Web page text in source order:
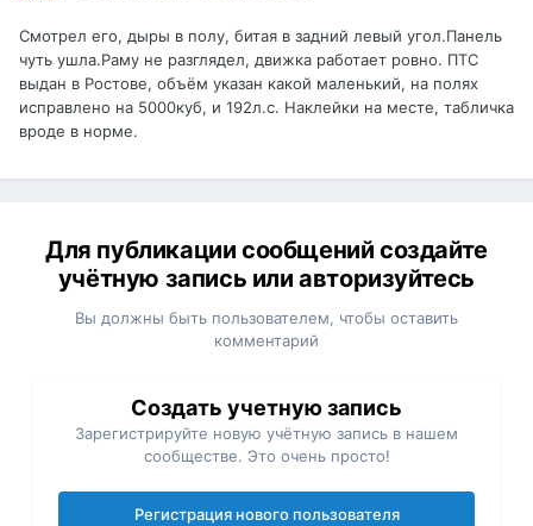
Смотрел его, дыры в полу, битая в задний левый угол.Панель
чуть ушла.Раму не разглядел, движка работает ровно. ПТС
выдан в Ростове, объём указан какой маленький, на полях
исправлено на 5000куб, и 192л.с. Наклейки на месте, табличка
вроде в норме.
Для публикации сообщений создайте
учётную запись или авторизуйтесь
Вы должны быть пользователем, чтобы оставить
комментарий
Создать учетную запись
Зарегистрируйте новую учётную запись в нашем
сообществе. Это очень просто!
Регистрация нового пользователя